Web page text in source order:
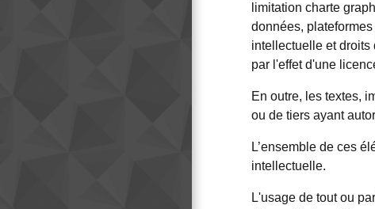
limitation charte
données,
intellectuelle et droits
par l'effet d'une
En outre, les textes,
ou de tiers ayant
L’ensemble de ces
intellectuelle.
L'usage de tout ou